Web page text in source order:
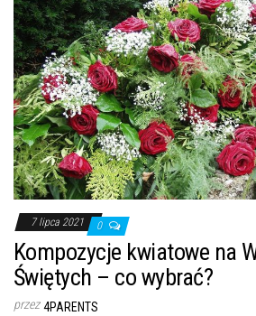
7 lipca 2021 0
Kompozycje kwiatowe na
Świętych – co wybrać?
przez 4PARENTS